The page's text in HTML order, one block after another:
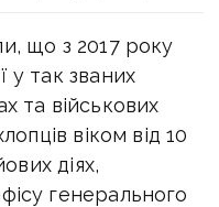
що з 2017 року
у так званих
та військових
віком від 10
діях,
генерального